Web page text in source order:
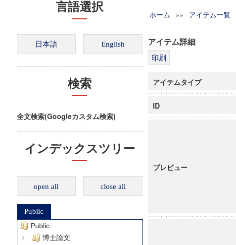
言語選択
検索
全文検索(Googleカスタム検索)
インデックスツリー
open all close all
Public
Public
博士論文
ホーム »» アイテム一覧
アイテム詳細
アイテムタイプ
ID
プレビュー